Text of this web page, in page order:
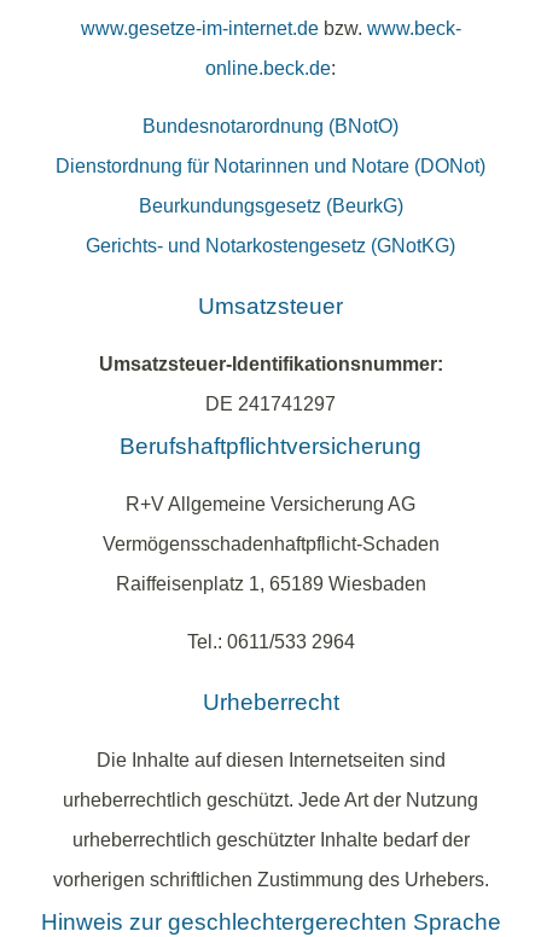
www.gesetze-im-internet.debzw. www.beck-
online.beck.de:
Bundesnotarordnung (BNotO)
Dienstordnung für Notarinnen und Notare (DONot)
Beurkundungsgesetz (BeurkG)
Gerichts- und Notarkostengesetz (GNotKG)
Umsatzsteuer
Umsatzsteuer-Identifikationsnummer:
DE 241741297
Berufshaftpflichtversicherung
R+V Allgemeine Versicherung AG
Vermögensschadenhaftpflicht-Schaden
Raiffeisenplatz 1, 65189 Wiesbaden
Tel.: 0611/533 2964
Urheberrecht
Die Inhalte auf diesen Internetseiten sind
urheberrechtlich geschützt. Jede Art der Nutzung
urheberrechtlich geschützter Inhalte bedarf der
vorherigen schriftlichen Zustimmung des Urhebers.
Hinweis zur geschlechtergerechten Sprache